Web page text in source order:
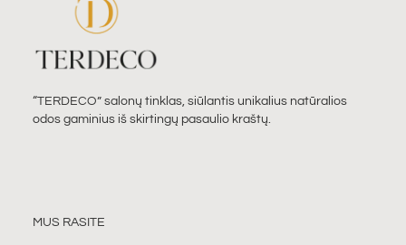
“TERDECO” salonų tinklas, siūlantis unikalius natūralios
odos gaminius iš skirtingų pasaulio kraštų.
MUS RASITE